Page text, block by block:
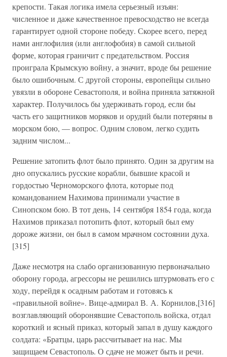
крепости. Такая логика имела серьезный изъян:
численное и даже качественное превосходство не всегда
гарантирует одной стороне победу. Скорее всего, перед
нами англофилия (или англофобия) в самой сильной
форме, которая граничит с предательством. Россия
проиграла Крымскую войну, а значит, вроде бы решение
было ошибочным. С другой стороны, европейцы сильно
увязли в обороне Севастополя, и война приняла затяжной
характер. Получилось бы удерживать город, если бы
часть его защитников моряков и орудий были потеряны в
морском бою, — вопрос. Одним словом, легко судить
задним числом...
Решение затопить флот было принято. Один за другим на
дно опускались русские корабли, бывшие красой и
гордостью Черноморского флота, которые под
командованием Нахимова принимали участие в
Синопском бою. В тот день, 14 сентября 1854 года, когда
Нахимов приказал потопить флот, который был ему
дороже жизни, он был в самом мрачном состоянии духа.
[315]
Даже несмотря на слабо организованную первоначально
оборону города, агрессоры не решились штурмовать его с
ходу, перейдя к осадным работам и готовясь к
«правильной войне». Вице-адмирал В. А. Корнилов,[316]
возглавляющий оборонявшие Севастополь войска, отдал
короткий и ясный приказ, который запал в душу каждого
солдата: «Братцы, царь рассчитывает на нас. Мы
защищаем Севастополь. О сдаче не может быть и речи.